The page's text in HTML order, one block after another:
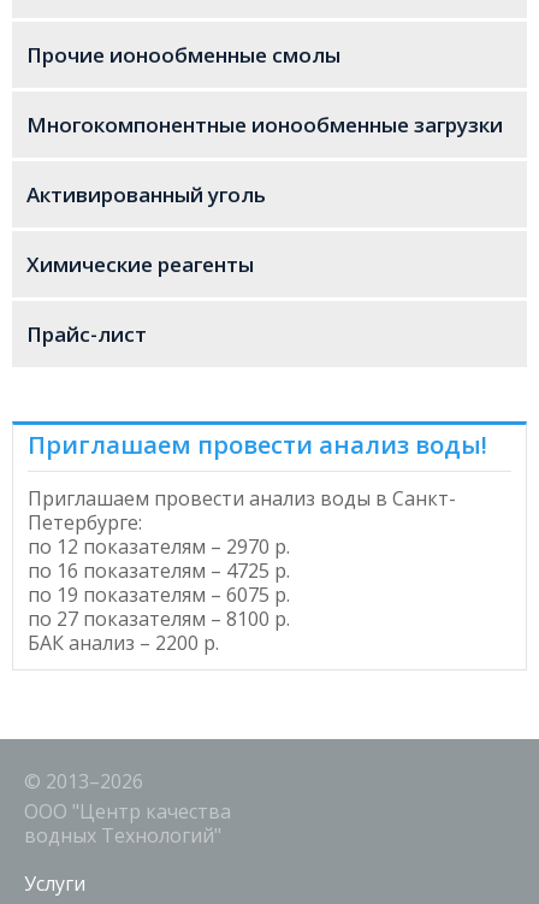
Прочие ионообменные смолы
Многокомпонентные ионообменные загрузки
Активированный уголь
Химические реагенты
Прайс-лист
Приглашаем провести анализ воды!
Приглашаем провести анализ воды в Санкт-
Петербурге:
по 12 показателям – 2970 р.
по 16 показателям – 4725 р.
по 19 показателям – 6075 р.
по 27 показателям – 8100 р.
БАК анализ – 2200 р.
© 2013–2026
ООО "Центр качества
водных Технологий"
Услуги